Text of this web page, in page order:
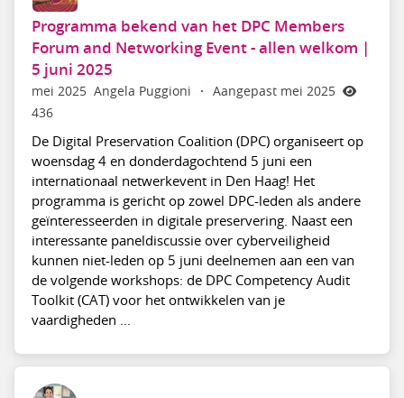
Programma bekend van het DPC Members
Forum and Networking Event - allen welkom |
5 juni 2025
mei 2025 Angela Puggioni ·
Aangepast mei 2025
436
De Digital Preservation Coalition (DPC) organiseert op
woensdag 4 en donderdagochtend 5 juni een
internationaal netwerkevent in Den Haag! Het
programma is gericht op zowel DPC-leden als andere
geïnteresseerden in digitale preservering. Naast een
interessante paneldiscussie over cyberveiligheid
kunnen niet-leden op 5 juni deelnemen aan een van
de volgende workshops: de DPC Competency Audit
Toolkit (CAT) voor het ontwikkelen van je
vaardigheden ...